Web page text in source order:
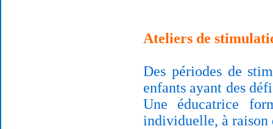
Ateliers de
Des périodes de
enfants ayant des
Une éducatrice
individuelle, à raison